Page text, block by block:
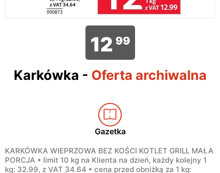
12 99
Karkówka - Oferta archiwalna
Gazetka
KARKÓWKA WIEPRZOWA BEZ KOŚCI KOTLET GRILL MAŁA
PORCJA • limit 10 kg na Klienta na dzień, każdy kolejny 1
kg: 32.99, z VAT 34.64 • cena przed obniżką za 1 kg: